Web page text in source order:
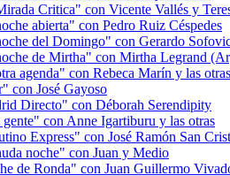
Critica" con Vicente Vallés y
abierta" con Pedro Ruiz Céspedes
del Domingo" con Gerardo
de Mirtha" con Mirtha Legrand
agenda" con Rebeca Marín y las otras
con José Gayoso
Directo" con Déborah Serendipity
con Anne Igartiburu y las otras
Express" con José Ramón San
noche" con Juan y Medio
de Ronda" con Juan Guillermo